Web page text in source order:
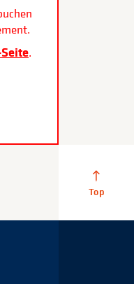
Seite.